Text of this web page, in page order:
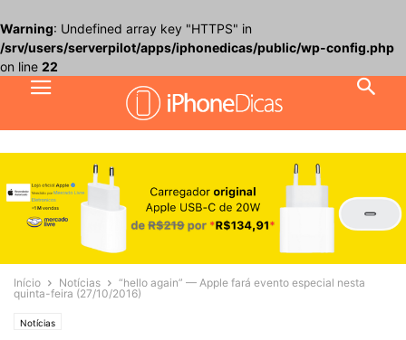
Warning: Undefined array key "HTTPS" in
/srv/users/serverpilot/apps/iphonedicas/public/wp-config.php
on line 22
Início Notícias
“hello again” — Apple fará evento especial nesta
quinta-feira (27/10/2016)
Notícias